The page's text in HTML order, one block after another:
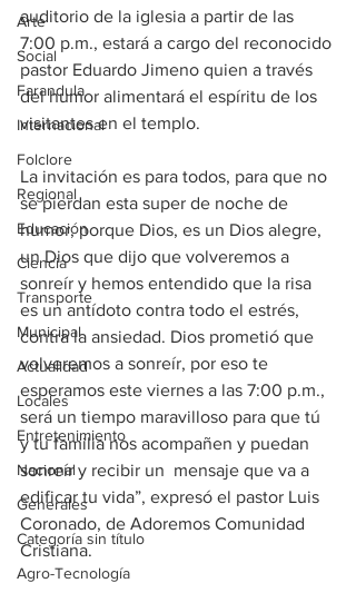
Arte
Social
Farandula
Internacional
Folclore
Regional
Educación
Ciencia
Transporte
Municipal
Actualidad
Locales
Entretenimiento
Nacional
Generales
Categoría sin título
Agro-Tecnología
auditorio de la iglesia a partir de las
7:00 p.m., estará a cargo del reconocido
pastor Eduardo Jimeno quien a través
del humor alimentará el espíritu de los
visitantes en el templo.
La invitación es para todos, para que no
se pierdan esta super de noche de
humor, porque Dios, es un Dios alegre,
un Dios que dijo que volveremos a
sonreír y hemos entendido que la risa
es un antídoto contra todo el estrés,
contra la ansiedad. Dios prometió que
volveremos a sonreír, por eso te
esperamos este viernes a las 7:00 p.m.,
será un tiempo maravilloso para que tú
y tu familia nos acompañen y puedan
sonreír y recibir un  mensaje que va a
edificar tu vida”, expresó el pastor Luis
Coronado, de Adoremos Comunidad
Cristiana.